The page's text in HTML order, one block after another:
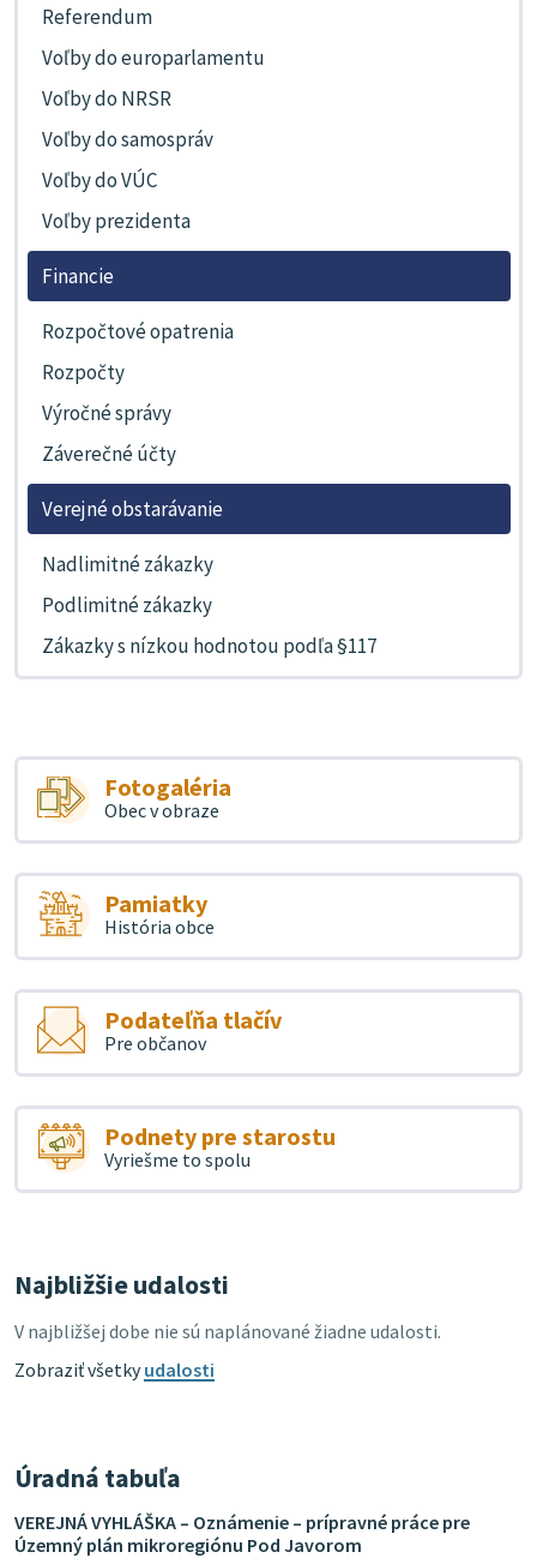
Referendum
Voľby do europarlamentu
Voľby do NRSR
Voľby do samospráv
Voľby do VÚC
Voľby prezidenta
Financie
Rozpočtové opatrenia
Rozpočty
Výročné správy
Záverečné účty
Verejné obstarávanie
Nadlimitné zákazky
Podlimitné zákazky
Zákazky s nízkou hodnotou podľa §117
Fotogaléria
Obec v obraze
Pamiatky
História obce
Podateľňa tlačív
Pre občanov
Podnety pre starostu
Vyriešme to spolu
Najbližšie udalosti
V najbližšej dobe nie sú naplánované žiadne udalosti.
Zobraziť všetkyudalosti
Úradná tabuľa
VEREJNÁ VYHLÁŠKA – Oznámenie – prípravné práce pre
Územný plán mikroregiónu Pod Javorom